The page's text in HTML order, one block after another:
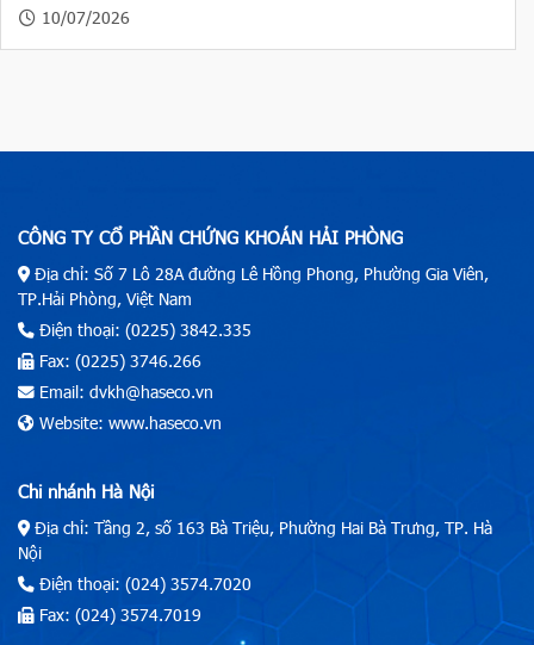
10/07/2026
CÔNG TY CỔ PHẦN CHỨNG KHOÁN HẢI PHÒNG
Địa chỉ: Số 7 Lô 28A đường Lê Hồng Phong, Phường Gia Viên,
TP.Hải Phòng, Việt Nam
Điện thoại: (0225) 3842.335
Fax: (0225) 3746.266
Email: dvkh@haseco.vn
Website: www.haseco.vn
Chi nhánh Hà Nội
Địa chỉ: Tầng 2, số 163 Bà Triệu, Phường Hai Bà Trưng, TP. Hà
Nội
Điện thoại: (024) 3574.7020
Fax: (024) 3574.7019